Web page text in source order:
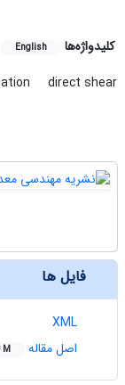
کلیدواژه‌ها English
direct shear
فایل ها
XML
اصل مقاله
M